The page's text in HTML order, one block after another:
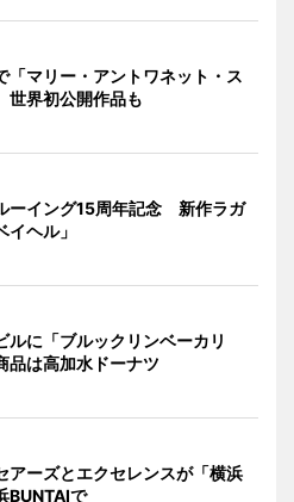
「マリー・アントワネット・ス
界初公開作品も
ーイング15周年記念 新作ラガ
イヘル」
ルに「ブルックリンベーカリ
は高加水ドーナツ
アーズとエクセレンスが「横浜
で